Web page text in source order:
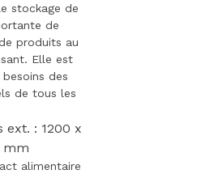
stockage de
de
produits au
Elle est
des
de tous les
ext. : 1200 x
mm
alimentaire